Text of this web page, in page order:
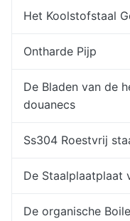
Het Koolstofstaal
Ontharde Pijp
De Bladen van de
douanecs
Ss304 Roestvrij
De Staalplaatplaat
De organische